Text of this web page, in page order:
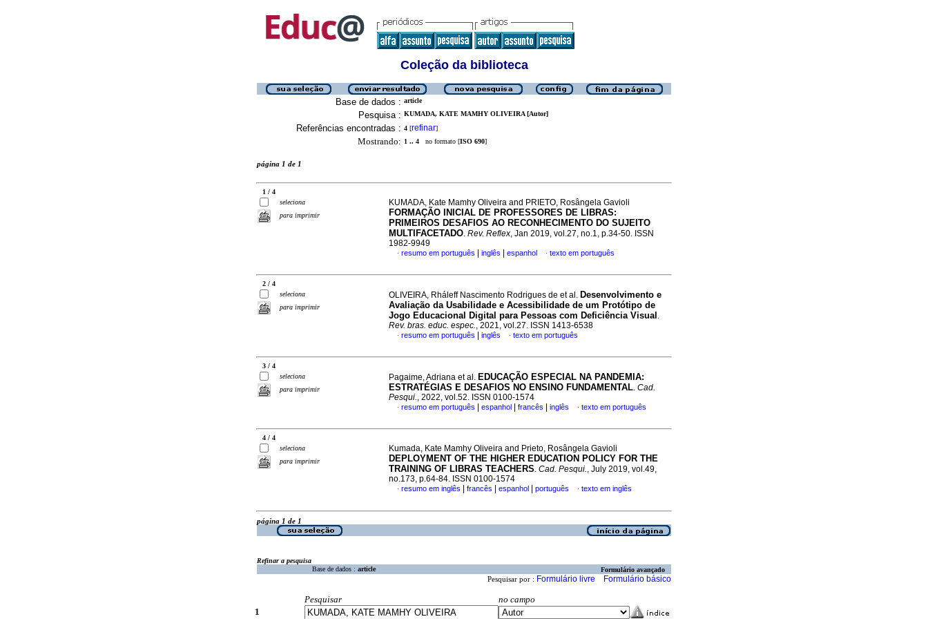
Coleção da biblioteca
Base de dados : article
Pesquisa : KUMADA, KATE MAMHY OLIVEIRA [Autor]
Referências encontradas : 4 [refinar]
Mostrando: 1 .. 4 no formato [ISO 690]
página 1 de 1
1 / 4
seleciona
para imprimir
KUMADA, Kate Mamhy Oliveira and PRIETO, Rosângela Gavioli
FORMAÇÃO INICIAL DE PROFESSORES DE LIBRAS:
PRIMEIROS DESAFIOS AO RECONHECIMENTO DO SUJEITO
MULTIFACETADO. Rev. Reflex, Jan 2019, vol.27, no.1, p.34-50. ISSN
1982-9949
· resumo em português inglês espanhol · texto em português
2 / 4
seleciona
para imprimir
OLIVEIRA, Rháleff Nascimento Rodrigues de et al. Desenvolvimento e
Avaliação da Usabilidade e Acessibilidade de um Protótipo de
Jogo Educacional Digital para Pessoas com Deficiência Visual .
Rev. bras. educ. espec., 2021, vol.27. ISSN 1413-6538
· resumo em português inglês · texto em português
3 / 4
seleciona
para imprimir
Pagaime, Adriana et al. EDUCAÇÃO ESPECIAL NA PANDEMIA:
ESTRATÉGIAS E DESAFIOS NO ENSINO FUNDAMENTAL. Cad.
Pesqui., 2022, vol.52. ISSN 0100-1574
· resumo em português espanhol francês inglês · texto em português
4 / 4
seleciona
para imprimir
Kumada, Kate Mamhy Oliveira and Prieto, Rosângela Gavioli
DEPLOYMENT OF THE HIGHER EDUCATION POLICY FOR THE
TRAINING OF LIBRAS TEACHERS. Cad. Pesqui., July 2019, vol.49,
no.173, p.64-84. ISSN 0100-1574
· resumo em inglês francês espanhol português · texto em inglês
página 1 de 1
Refinar a pesquisa
Base de dados : article Formulário avançado
Pesquisar por : Formulário livre Formulário básico
Pesquisar
no campo
1